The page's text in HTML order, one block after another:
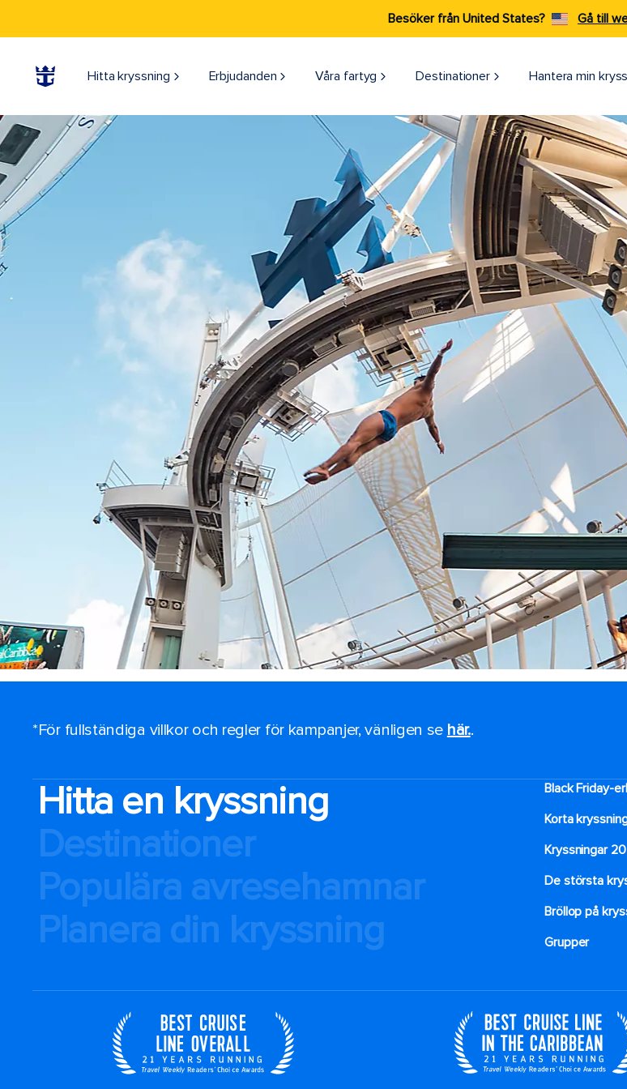
Besöker från United States? Gå till
Hitta kryssning Erbjudanden Våra fartyg Destinationer Hantera min
*För fullständiga villkor och regler för kampanjer, vänligen se här..
Hitta en kryssning
Destinationer
Populära avresehamnar
Planera din kryssning
Black Friday-
Korta
Kryssningar
De största
Bröllop på
Grupper